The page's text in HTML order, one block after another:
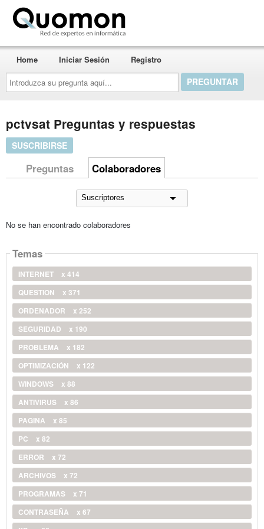
Introduzca
su
pregunta
aquí...
Home Iniciar Sesión Registro
pctvsat Preguntas y respuestas
SUSCRIBIRSE
Preguntas Colaboradores
No se han encontrado colaboradores
Temas
INTERNET
x 414
QUESTION
x 371
ORDENADOR
x 252
SEGURIDAD
x 190
PROBLEMA
x 182
OPTIMIZACIÓN
x 122
WINDOWS
x 88
ANTIVIRUS
x 86
PAGINA
x 85
PC
x 82
ERROR
x 72
ARCHIVOS
x 72
PROGRAMAS
x 71
CONTRASEÑA
x 67